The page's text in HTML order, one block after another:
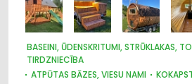
BASEINI, ŪDENSKRITUMI, STRŪKLAKAS,
TIRDZNIECĪBA
ATPŪTAS BĀZES, VIESU NAMI